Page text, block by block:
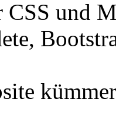
und